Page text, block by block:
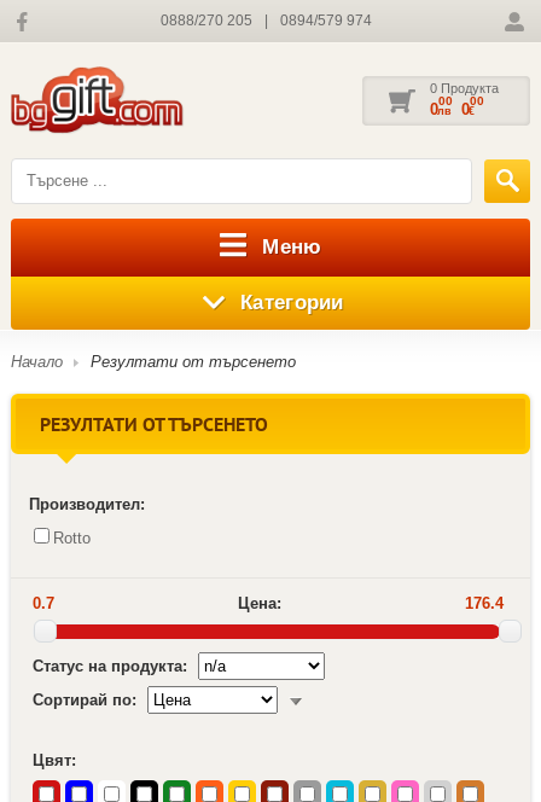
0888/270 205 0894/579 974
0 Продукта
000
лв 000
€
Меню
Категории
Начало Резултати от търсенето
РЕЗУЛТАТИ ОТ ТЪРСЕНЕТО
Производител:
Rotto
0.7 Цена: 176.4
Статус на продукта:
Сортирай по:
Цвят: